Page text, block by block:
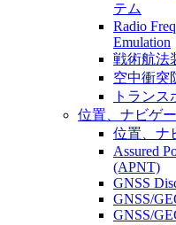
テム
Radio
Emulation
戦術航法
空中衝突
トラン
位置、ナビゲ
位置、ナ
Assured
(APNT)
GNSS
GNSS/
GNSS/